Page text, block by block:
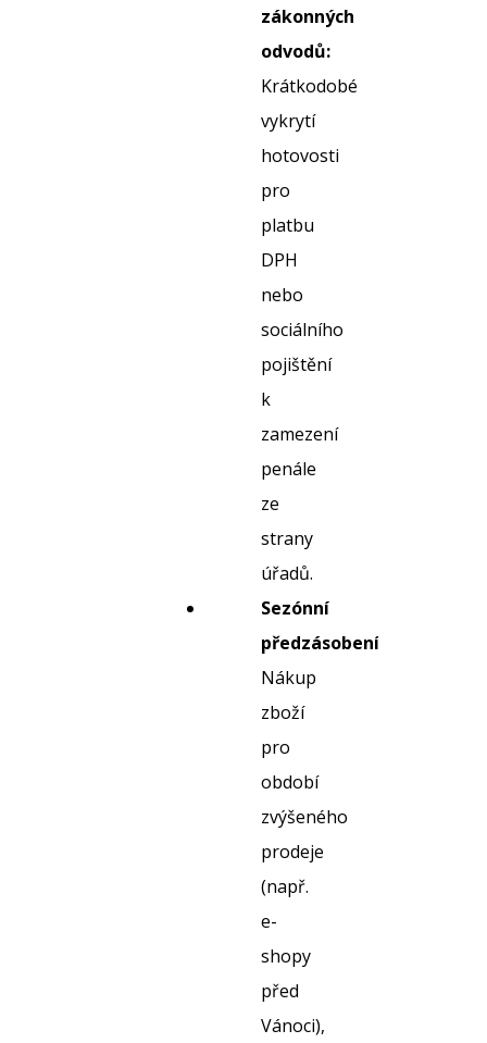
zákonných
odvodů:
Krátkodobé
vykrytí
hotovosti
pro
platbu
DPH
nebo
sociálního
pojištění
k
zamezení
penále
ze
strany
úřadů.
Sezónní
předzásobení:
Nákup
zboží
pro
období
zvýšeného
prodeje
(např.
e-
shopy
před
Vánoci),